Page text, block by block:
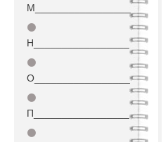
М_________________
⚫
Н_________________
⚫
О_________________
⚫
П_________________
⚫